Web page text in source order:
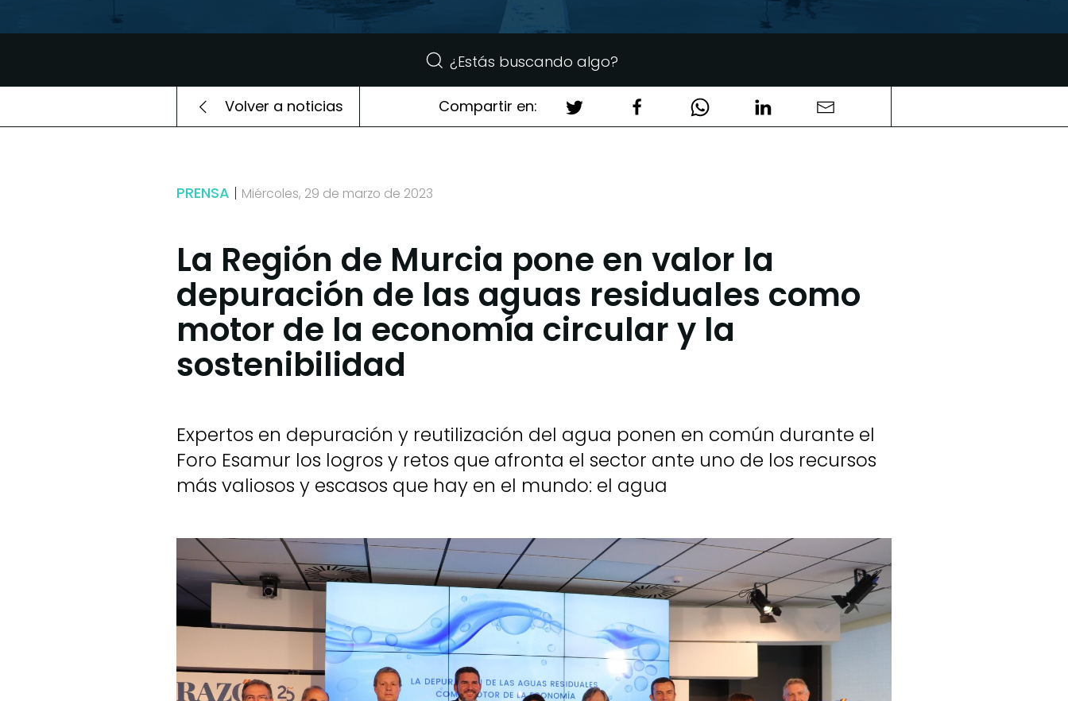
Volver a noticias Compartir en:
PRENSA Miércoles, 29 de marzo de 2023
La Región de Murcia pone en valor la
depuración de las aguas residuales como
motor de la economía circular y la
sostenibilidad
Expertos en depuración y reutilización del agua ponen en común durante el
Foro Esamur los logros y retos que afronta el sector ante uno de los recursos
más valiosos y escasos que hay en el mundo: el agua